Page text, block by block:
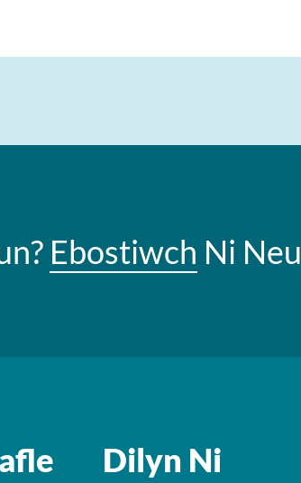
Ebostiwch Ni Neu
Dilyn Ni